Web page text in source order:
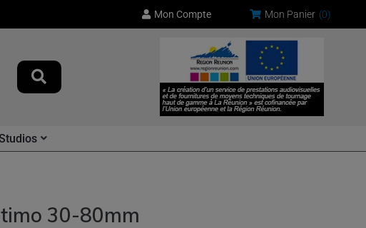
Mon Compte Mon Panier (0)
30-80mm